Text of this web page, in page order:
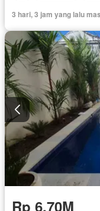
3 hari, 3 jam yang lalu
Rp 6,70M